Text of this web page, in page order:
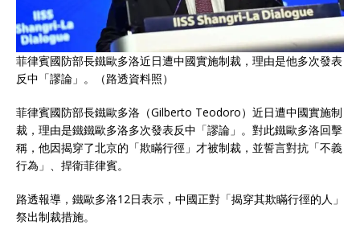
菲律賓國防部長鐵歐多洛近日遭中國實施制裁，理由是他多次發表
反中「謬論」。（路透資料照）
菲律賓國防部長鐵歐多洛（Gilberto Teodoro）近日遭中國實施制
裁，理由是鐵鐵歐多洛多次發表反中「謬論」。對此鐵歐多洛回擊
稱，他因揭穿了北京的「欺瞞行徑」才被制裁，並誓言對抗「不義
行為」、捍衛菲律賓。
路透報導，鐵歐多洛12日表示，中國正對「揭穿其欺瞞行徑的人」
祭出制裁措施。